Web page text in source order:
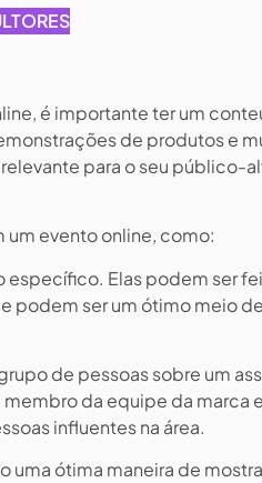
é importante ter um
de produtos e
para o seu público-
evento online, como:
específico. Elas podem ser
podem ser um ótimo meio de
de pessoas sobre um
da equipe da marca
influentes na área.
uma ótima maneira de